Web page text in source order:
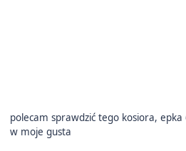
polecam sprawdzić tego kosiora,
w moje gusta